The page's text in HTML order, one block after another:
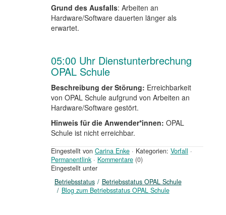
Grund des Ausfalls: Arbeiten an
Hardware/Software dauerten länger als
erwartet.
05:00 Uhr Dienstunterbrechung
OPAL Schule
Beschreibung der Störung: Erreichbarkeit
von OPAL Schule aufgrund von Arbeiten an
Hardware/Software gestört.
Hinweis für die Anwender*innen: OPAL
Schule ist nicht erreichbar.
Eingestellt von Carina Enke · Kategorien: Vorfall ·
Permanentlink · Kommentare (0)
Eingestellt unter
Betriebsstatus
Betriebsstatus OPAL Schule
Blog zum Betriebsstatus OPAL Schule